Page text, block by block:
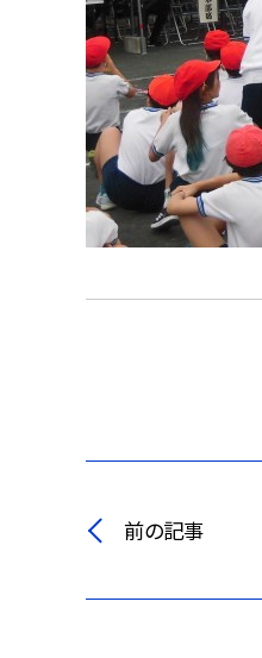
前の記事